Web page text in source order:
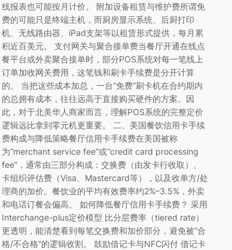
线报表也可能按月计价。 附加设备租赁与维护费所谓免
费的可能只是终端主机，而厨房显示系统、后厨打印
机、无线路由器、iPad支架等以租赁形式提供，每月累
积近百美元。 支付网关与聚合接单费当餐厅开通在线点
餐平台或外卖聚合接单时，部分POS系统对每一笔线上
订单加收网关费用，这笔钱和刷卡手续费是分开计算
的。 当把这些成本加总，一台“免费”刷卡机在合约期内
的总拥有成本，往往远高于直接购买硬件的方案。因
此，对于北美华人商家而言，理解POS系统的完整定价
逻辑远比拿到零元机更重要。 二、美国餐饮信用卡手续
费构成与降低策略餐厅信用卡手续费在美国被称
为“merchant service fee”或“credit card processing
fee”，通常由三部分构成：交换费（由发卡行收取）、
卡组织评估费（Visa、Mastercard等），以及收单方/处
理商的加价。餐饮业的平均有效费率约2%–3.5%，外卖
和电话订餐会偏高。 如何降低餐厅信用卡手续费？ 采用
Interchange-plus定价模型 比分层费率（tiered rate）
更透明，能清楚看到每笔交换费和加价部分，避免被“合
格/不合格”的逻辑收割。 鼓励借记卡与NFC闪付 借记卡